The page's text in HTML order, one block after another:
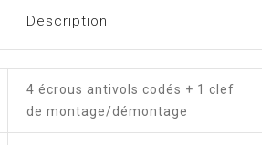
Description
4 écrous antivols codés + 1 clef
de montage/démontage